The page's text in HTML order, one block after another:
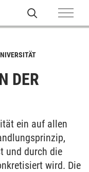
DER
ein auf allen
und durch die
wird. Die